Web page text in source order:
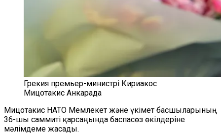
Грекия премьер-министрі Кириакос
Мицотакис Анкарада
Мицотакис НАТО Мемлекет және үкімет басшыларының
36-шы саммиті қарсаңында баспасөз өкілдеріне
мәлімдеме жасады.